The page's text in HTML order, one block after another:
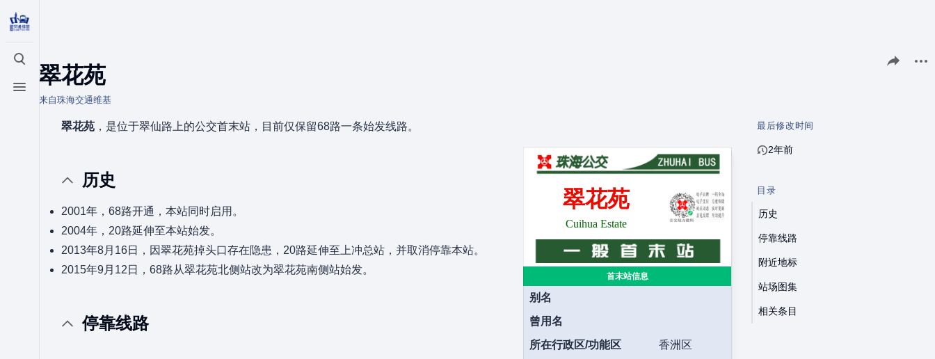
打开/关闭搜索
打开/关闭菜单
翠花苑
来自珠海交通维基
分享此页面
翠花苑 ，是位于翠仙路上的公交首末站，目前仅保留68路一条始发线路。
翠花苑
Cuihua Estate
首末站信息
别名
曾用名
所在行政区/功能区
香洲区
历史
2001年，68路开通，本站同时启用。
2004年，20路延伸至本站始发。
2013年8月16日，因翠花苑掉头口存在隐患，20路延伸至上冲总站，并取消停靠本站。
2015年9月12日，68路从翠花苑北侧站改为翠花苑南侧站始发。
停靠线路
最后修改时间
2年前
目录
历史
停靠线路
附近地标
站场图集
相关条目